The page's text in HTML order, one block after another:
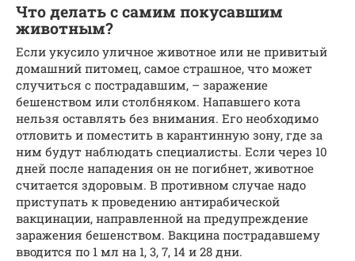
Что делать с самим покусавшим
животным?
Если укусило уличное животное или не привитый
домашний питомец, самое страшное, что может
случиться с пострадавшим, – заражение
бешенством или столбняком. Напавшего кота
нельзя оставлять без внимания. Его необходимо
отловить и поместить в карантинную зону, где за
ним будут наблюдать специалисты. Если через 10
дней после нападения он не погибнет, животное
считается здоровым. В противном случае надо
приступать к проведению антирабической
вакцинации, направленной на предупреждение
заражения бешенством. Вакцина пострадавшему
вводится по 1 мл на 1, 3, 7, 14 и 28 дни.